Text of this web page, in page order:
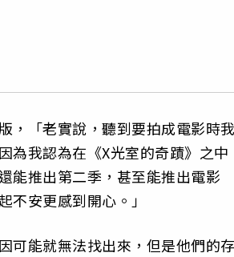
，「老實說，聽到要拍成電影時
為我認為在《X光室的奇蹟》之中
能推出第二季，甚至能推出電影
安更感到開心。」
可能就無法找出來，但是他們的